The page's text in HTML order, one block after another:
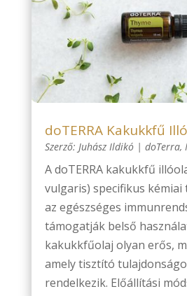
doTERRA Kakukkfű
Szerző: Juhász Ildikó| doTerra,
A doTERRA kakukkfű
vulgaris) specifikus kémiai
az egészséges
támogatják belső
kakukkfűolaj olyan erős,
amely tisztító
rendelkezik. Előállítási